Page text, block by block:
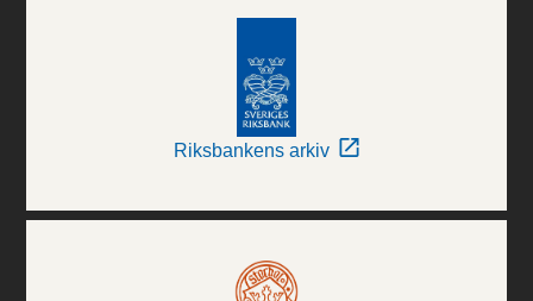
Riksbankens arkiv